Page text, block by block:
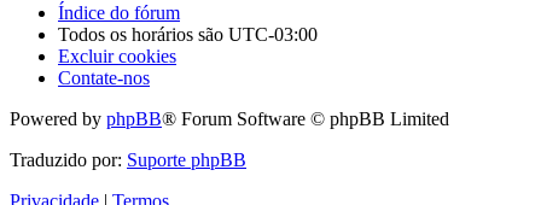
Índice do fórum
Todos os horários são UTC-03:00
Excluir cookies
Contate-nos
Powered by phpBB® Forum Software © phpBB Limited
Traduzido por: Suporte phpBB
Privacidade | Termos